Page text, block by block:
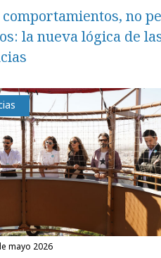
no
la nueva lógica de
mayo 2026